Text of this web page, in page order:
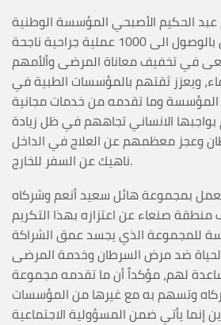
عبد الحكيم الأصبحي المؤسسة الوطنية
لمكافحة السرطان بالوصول الى 1000 عملية جراحية ناجحة
في تخفيف معاناة المرضى وألأمهم
ويعزز ثقتهم بالمؤسسات الطبية في
المؤسسة وما تقدمه من خدمات مجانية
بواجبها الانساني تجاههم في ظل زيادة
وعجز معظمهم عن العلاج في الداخل
ناهيك عن السفر للخارج.
بمجموعة هائل سعيد أنعم وشركاه
صنعاء عن اعتزازه بهذا التكريم
للمجموعة الذي يجسد عمق الشراكة
ضد مرض السرطان وخدمة المرضى
لهم، مؤكداً أن ما تقدمه مجموعة
وتسهم به مع غيرها من المؤسسات
إنما يأتي ضمن المسؤولية الاجتماعية